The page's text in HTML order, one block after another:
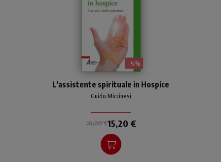
- 5%
hospice, distinta da quella
religiosa, è parte essenziale
specifica per valorizzare la
dimensione umana della
cura.
L'assistente spirituale in Hospice
Guido Miccinesi
16,00 €15,20 €